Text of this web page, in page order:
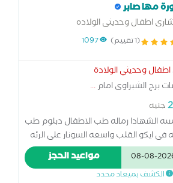
مها صابر
اطفال وحديثى الولاده
(1 تقييم) 1097
اطفال وحديثي الولادة
برج الشبراوى امام...
جنيه
الخبره 24سنه الشهادا زماله طب الاطفال دبلوم طب
فى ايكو القلب واسعه السونار على الرئه
المصريه لطب الاطفال المؤتمرات العلميه
من 50مؤتمر
مواعيد الحجز
الكشف بميعاد محدد